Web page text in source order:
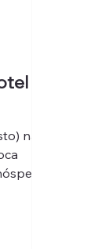
nas